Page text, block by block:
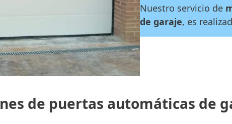
Nuestro servicio de
de garaje, es
de puertas automáticas de